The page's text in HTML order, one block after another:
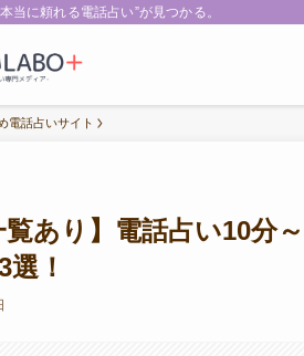
当に頼れる電話占い”が見つかる。
電話占いサイト
覧あり】電話占い10分
！